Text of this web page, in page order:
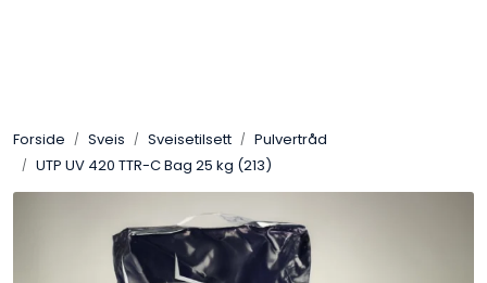
Forside Sveis Sveisetilsett
Pulvertråd
UTP UV 420 TTR-C Bag 25 kg (213)
Pakning
Automasjon